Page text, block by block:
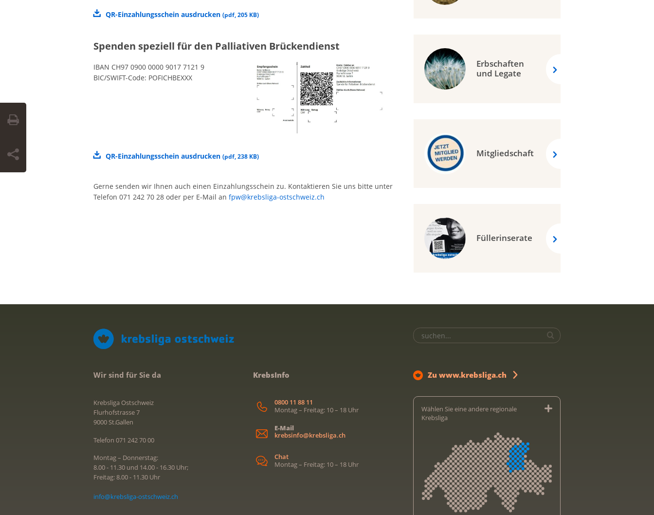
QR-Einzahlungsschein ausdrucken (pdf,205 KB)
Spenden speziell für den Palliativen Brückendienst
IBAN CH97 0900 0000 9017 7121 9
BIC/SWIFT-Code: POFICHBEXXX
QR-Einzahlungsschein ausdrucken (pdf,238 KB)
Gerne senden wir Ihnen auch einen Einzahlungsschein zu. Kontaktieren Sie uns bitte unter
Telefon 071 242 70 28 oder per E-Mail an fpw@krebsliga-ostschweiz.ch
Erbschaften
und Legate
Mitgliedschaft
Füllerinserate
Wir sind für Sie da
Krebsliga Ostschweiz
Flurhofstrasse 7
9000 St.Gallen
Telefon 071 242 70 00
Montag – Donnerstag:
8.00 - 11.30 und 14.00 - 16.30 Uhr;
Freitag: 8.00 - 11.30 Uhr
info@krebsliga-ostschweiz.ch
KrebsInfo
0800 11 88 11
Montag – Freitag: 10 – 18 Uhr
E-Mail
krebsinfo@krebsliga.ch
Chat
Montag – Freitag: 10 – 18 Uhr
Zu www.krebsliga.ch
Wählen Sie eine andere regionale
Krebsliga